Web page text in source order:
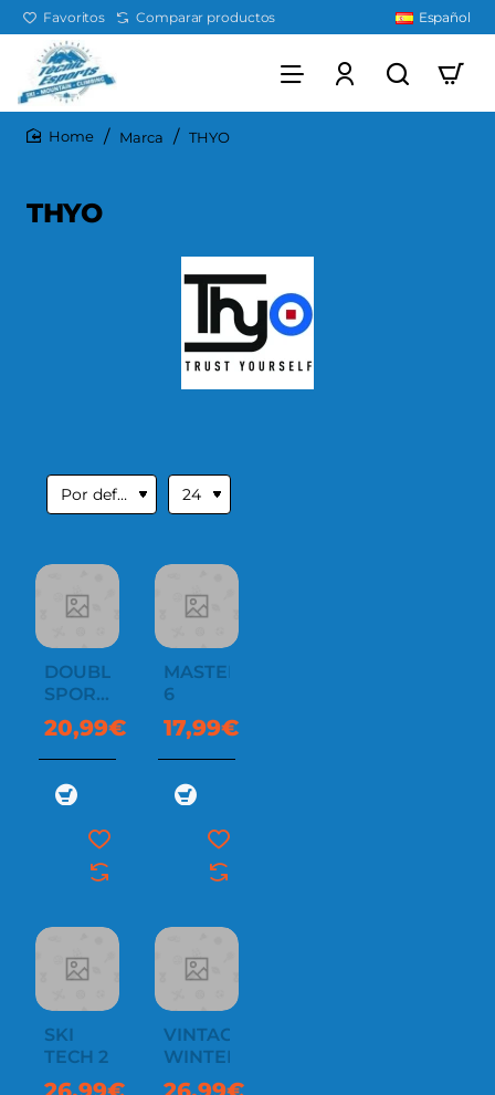
Favoritos Comparar productos Español
Marca THYO
THYO
DOUBLE
SPORT
NORDIC
20,99€
MASTER
6
17,99€
SKI
TECH 2
VINTAGE
WINTER